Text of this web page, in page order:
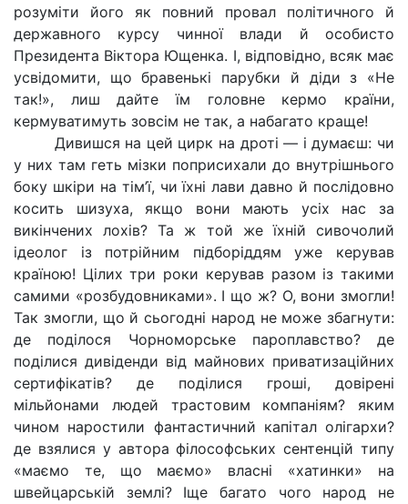
розуміти його як повний провал політичного й
державного курсу чинної влади й особисто
Президента Віктора Ющенка. І, відповідно, всяк має
усвідомити, що бравенькі парубки й діди з «Не
так!», лиш дайте їм головне кермо країни,
кермуватимуть зовсім не так, а набагато краще!
Дивишся на цей цирк на дроті — і думаєш: чи
у них там геть мізки поприсихали до внутрішнього
боку шкіри на тім’ї, чи їхні лави давно й послідовно
косить шизуха, якщо вони мають усіх нас за
викінчених лохів? Та ж той же їхній сивочолий
ідеолог із потрійним підборіддям уже керував
країною! Цілих три роки керував разом із такими
самими «розбудовниками». І що ж? О, вони змогли!
Так змогли, що й сьогодні народ не може збагнути:
де поділося Чорноморське пароплавство? де
поділися дивіденди від майнових приватизаційних
сертифікатів? де поділися гроші, довірені
мільйонами людей трастовим компаніям? яким
чином наростили фантастичний капітал олігархи?
де взялися у автора філософських сентенцій типу
«маємо те, що маємо» власні «хатинки» на
швейцарській землі? Іще багато чого народ не